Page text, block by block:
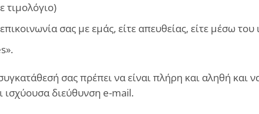
τιμολόγιο)
σας με εμάς, είτε απευθείας, είτε μέσω
σας πρέπει να είναι πλήρη και αληθή και
ισχύουσα διεύθυνση e-mail.